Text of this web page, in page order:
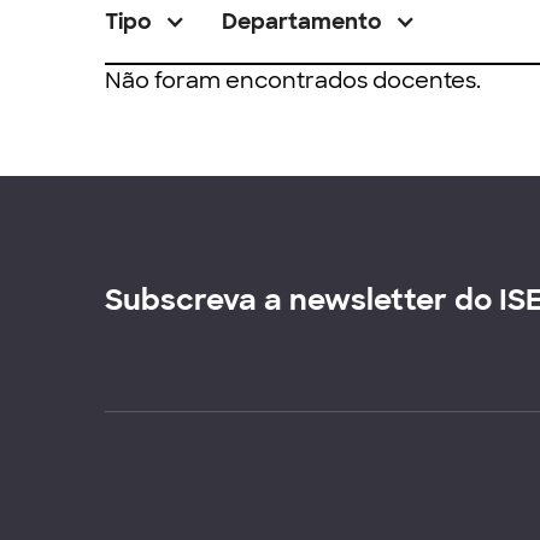
Tipo Departamento
Não foram encontrados docentes.
Subscreva a newsletter do